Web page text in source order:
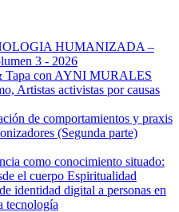
HUMANIZADA –
3 - 2026
Tapa con AYNI MURALES
Artistas activistas por causas
de comportamientos y praxis
(Segunda parte)
como conocimiento situado:
el cuerpo Espiritualidad
identidad digital a personas en
tecnología